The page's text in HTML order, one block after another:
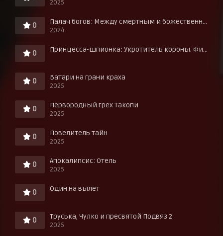
2025
0 Палач богов: Между смертным и божественным царством
2024
0 Принцесса-шпионка: Укротитель короны. Фильм третий
0 Ватари на грани краха
2025
0 Первородный грех Такопи
2025
0 Повелитель тайн
2025
0 Апокалипсис: Отель
2025
0 Один на вылет
0 Труська, Чулко и пресвятой Подвяз 2
2025